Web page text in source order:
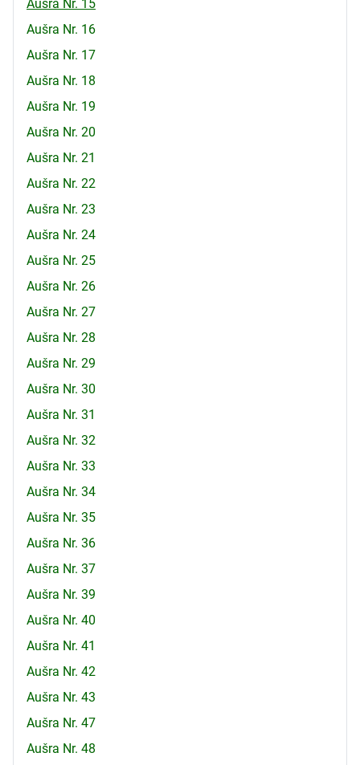
Aušra Nr. 15
Aušra Nr. 16
Aušra Nr. 17
Aušra Nr. 18
Aušra Nr. 19
Aušra Nr. 20
Aušra Nr. 21
Aušra Nr. 22
Aušra Nr. 23
Aušra Nr. 24
Aušra Nr. 25
Aušra Nr. 26
Aušra Nr. 27
Aušra Nr. 28
Aušra Nr. 29
Aušra Nr. 30
Aušra Nr. 31
Aušra Nr. 32
Aušra Nr. 33
Aušra Nr. 34
Aušra Nr. 35
Aušra Nr. 36
Aušra Nr. 37
Aušra Nr. 39
Aušra Nr. 40
Aušra Nr. 41
Aušra Nr. 42
Aušra Nr. 43
Aušra Nr. 47
Aušra Nr. 48